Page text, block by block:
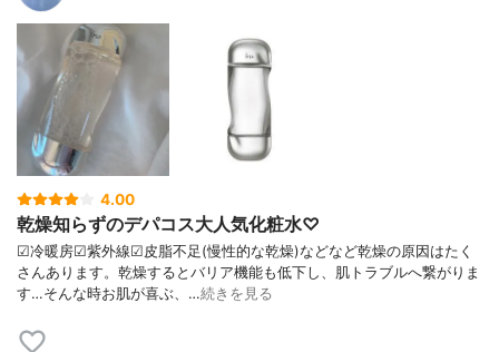
4.00
乾燥知らずのデパコス大人気化粧水♡
☑︎冷暖房☑︎紫外線☑︎皮脂不足(慢性的な乾燥)などなど乾燥の原因はたく
さんあります。乾燥するとバリア機能も低下し、肌トラブルへ繋がりま
す…そんな時お肌が喜ぶ、…続きを見る